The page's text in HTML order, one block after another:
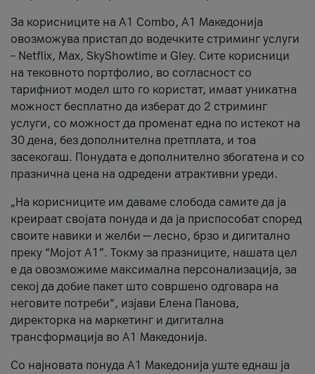
За корисниците на A1 Combo, А1 Македонија
овозможува пристап до водечките стриминг услуги
– Netflix, Max, SkyShowtime и Gley. Сите корисници
на тековното портфолио, во согласност со
тарифниот модел што го користат, имаат уникатна
можност бесплатно да изберат до 2 стриминг
услуги, со можност да променат една по истекот на
30 дена, без дополнителна претплата, и тоа
засекогаш. Понудата е дополнително збогатена и со
празнична цена на одредени атрактивни уреди.
„На корисниците им даваме слобода самите да ја
креираат својата понуда и да ја приспособат според
своите навики и желби — лесно, брзо и дигитално
преку “Мојот А1”. Токму за празниците, нашата цел
е да овозможиме максимална персонализација, за
секој да добие пакет што совршено одговара на
неговите потреби“, изјави Елена Панова,
директорка на маркетинг и дигитална
трансформација во А1 Македонија.
Со најновата понуда А1 Македонија уште еднаш ја